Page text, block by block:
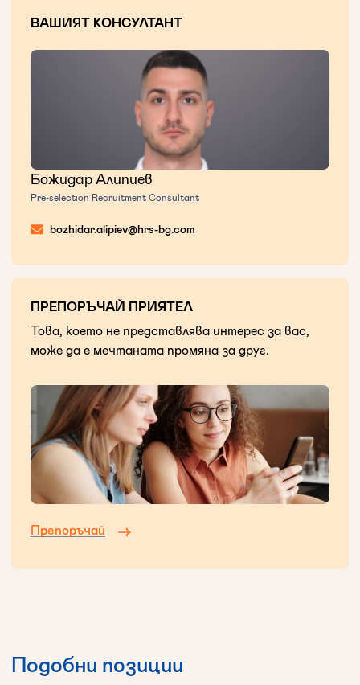
ВАШИЯТ КОНСУЛТАНТ
Божидар Алипиев
Pre-selection Recruitment Consultant
bozhidar.alipiev@hrs-bg.com
ПРЕПОРЪЧАЙ ПРИЯТЕЛ
Това, което не представлява интерес за вас,
може да е мечтаната промяна за друг.
Препоръчай
Подобни позиции